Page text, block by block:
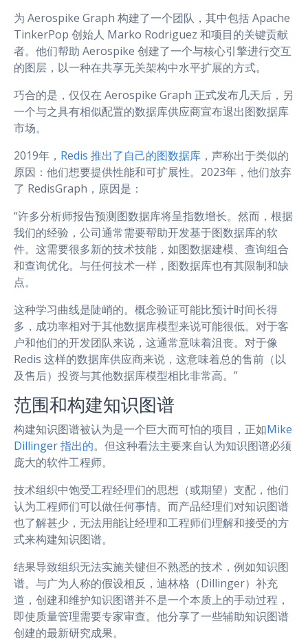
为 Aerospike Graph 构建了一个团队，其中包括 Apache
TinkerPop 创始人 Marko Rodriguez 和项目的关键贡献
者。他们帮助 Aerospike 创建了一个与核心引擎进行交互
的图层，以一种在共享无关架构中水平扩展的方式。
巧合的是，仅仅在 Aerospike Graph 正式发布几天后，另
一个与之具有相似配置的数据库供应商宣布退出图数据库
市场。
2019年， Redis 推出了自己的图数据库 ，声称出于类似的
原因：他们想要提供性能和可扩展性。2023年，他们放弃
了 RedisGraph，原因是：
“许多分析师报告预测图数据库将呈指数增长。然而，根据
我们的经验，公司通常需要帮助开发基于图数据库的软
件。这需要很多新的技术技能，如图数据建模、查询组合
和查询优化。与任何技术一样，图数据库也有其限制和缺
点。
这种学习曲线是陡峭的。概念验证可能比预计时间长得
多，成功率相对于其他数据库模型来说可能很低。对于客
户和他们的开发团队来说，这通常意味着沮丧。对于像
Redis 这样的数据库供应商来说，这意味着总的售前（以
及售后）投资与其他数据库模型相比非常高。”
范围和构建知识图谱
构建知识图谱被认为是一个巨大而可怕的项目，正如Mike
Dillinger 指出的。但这种看法主要来自认为知识图谱必须
庞大的软件工程师。
技术组织中饱受工程经理们的思想（或期望）支配，他们
认为工程师们可以做任何事情。而产品经理们对知识图谱
也了解甚少，无法用能让经理和工程师们理解和接受的方
式来构建知识图谱。
结果导致组织无法实施关键但不熟悉的技术，例如知识图
谱。与广为人称的假设相反，迪林格（Dillinger）补充
道，创建和维护知识图谱并不是一个本质上的手动过程，
即使质量管理需要专家审查。他分享了一些辅助知识图谱
创建的最新研究成果。